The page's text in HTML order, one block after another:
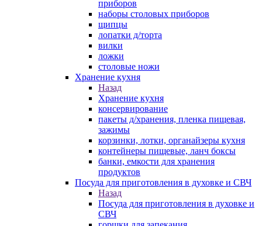
приборов
наборы столовых приборов
щипцы
лопатки д/торта
вилки
ложки
столовые ножи
Хранение кухня
Назад
Хранение кухня
консервирование
пакеты д/хранения, пленка пищевая,
зажимы
корзинки, лотки, органайзеры кухня
контейнеры пищевые, ланч боксы
банки, емкости для хранения
продуктов
Посуда для приготовления в духовке и СВЧ
Назад
Посуда для приготовления в духовке и
СВЧ